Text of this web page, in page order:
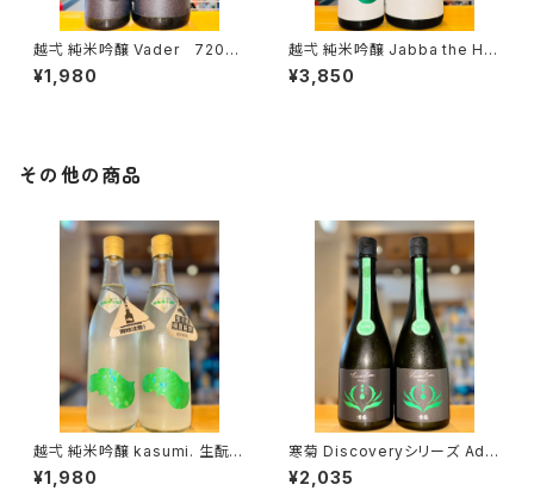
越弌 純米吟醸 Vader 720ml
１本（株式会社越後鶴亀・新潟県
新潟市西蒲区竹野町）
¥1,980
越弌 純米吟醸 Jabba the H
1800ml１本（株式会社越後鶴
亀・新潟県新潟市西蒲区竹野
¥3,850
その他の商品
越弌 純米吟醸 kasumi. 生酛
welcome 硝酸還元菌 720ml
１本（株式会社越後鶴亀・新潟県
¥1,980
寒菊 Discoveryシリーズ Ada
pt -ふさこがね50 うすにごり無
濾過生原酒-2026 720ml１本
¥2,035